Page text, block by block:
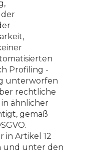
Profiling -
unterworfen
rechtliche
ähnlicher
gemäß
in Artikel 12
und unter den